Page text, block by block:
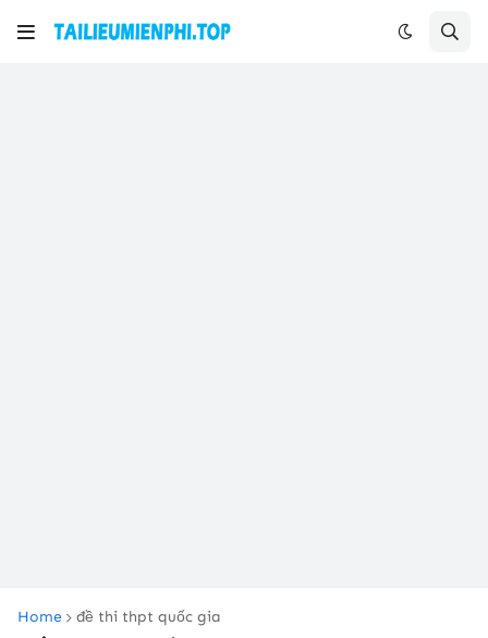
Home đề thi thpt quốc gia